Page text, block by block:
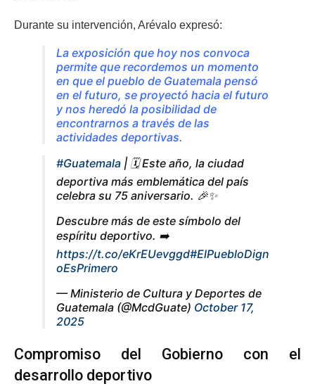
Durante su intervención, Arévalo expresó:
La exposición que hoy nos convoca
permite que recordemos un momento
en que el pueblo de Guatemala pensó
en el futuro, se proyectó hacia el futuro
y nos heredó la posibilidad de
encontrarnos a través de las
actividades deportivas.
#Guatemala | 🗓️ Este año, la ciudad
deportiva más emblemática del país
celebra su 75 aniversario. 🎉✨
Descubre más de este símbolo del
espíritu deportivo. ➡️
https://t.co/eKrEUevggd#ElPuebloDign
oEsPrimero
— Ministerio de Cultura y Deportes de
Guatemala (@McdGuate) October 17,
2025
Compromiso del Gobierno con el
desarrollo deportivo